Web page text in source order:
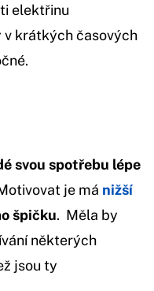
elektřinu
v krátkých časových
svou spotřebu lépe
je má nižší
špičku. Měla by
některých
jsou ty